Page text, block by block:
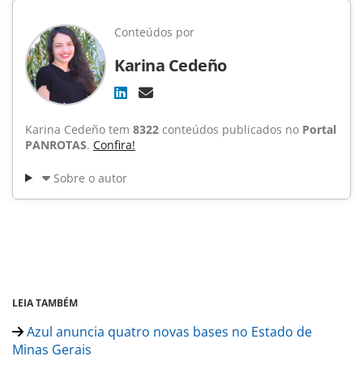
Conteúdos por
Karina Cedeño
Karina Cedeño tem 8322 conteúdos publicados no Portal
PANROTAS. Confira!
Sobre o autor
LEIA TAMBÉM
Azul anuncia quatro novas bases no Estado de
Minas Gerais